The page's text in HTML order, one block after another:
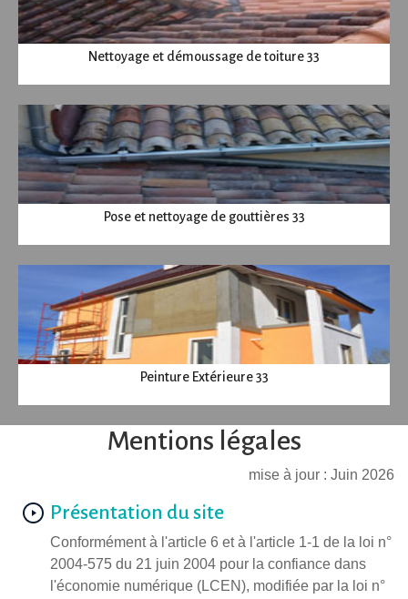
Nettoyage et démoussage de toiture 33
Pose et nettoyage de gouttières 33
Peinture Extérieure 33
Mentions légales
mise à jour : Juin 2026
Présentation du site
Conformément à l'article 6 et à l'article 1-1 de la loi n°
2004-575 du 21 juin 2004 pour la confiance dans
l'économie numérique (LCEN), modifiée par la loi n°